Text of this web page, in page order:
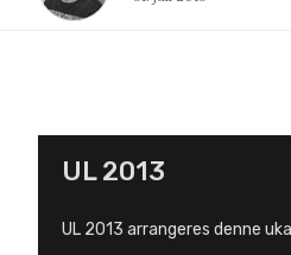
UL 2013
UL 2013 arrangeres denne